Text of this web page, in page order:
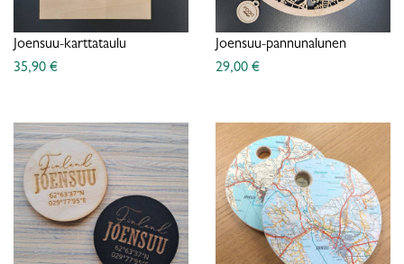
Joensuu-karttataulu
35,90 €
Joensuu-pannunalunen
29,00 €